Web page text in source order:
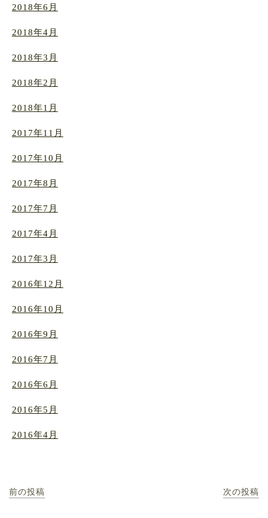
2018年6月
2018年4月
2018年3月
2018年2月
2018年1月
2017年11月
2017年10月
2017年8月
2017年7月
2017年4月
2017年3月
2016年12月
2016年10月
2016年9月
2016年7月
2016年6月
2016年5月
2016年4月
前の投稿 次の投稿